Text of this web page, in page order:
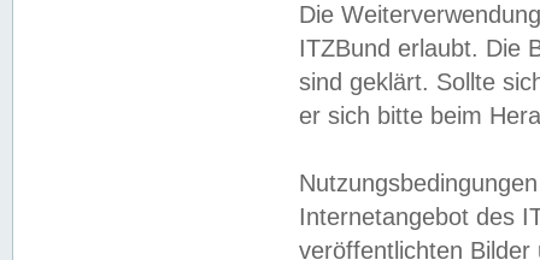
Die
ITZBund erlaubt. Die
sind geklärt. Sollte
er sich bitte beim
Internetangebot des
veröffentlichten